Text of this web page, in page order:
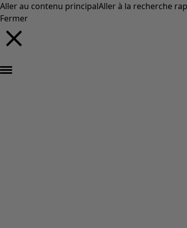
Aller au contenu principalAller à la recherche
Fermer